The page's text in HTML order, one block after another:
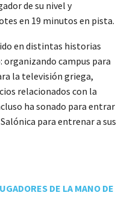
de su nivel y
en 19 minutos en pista.
en distintas historias
campus para
la televisión griega,
relacionados con la
ha sonado para entrar
para entrenar a sus
DE LA MANO DE